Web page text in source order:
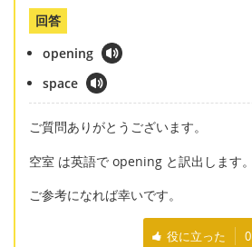
回答
opening
space
ご質問ありがとうございます。
空室 は英語で opening と訳出します。
ご参考になれば幸いです。
役に立った 0